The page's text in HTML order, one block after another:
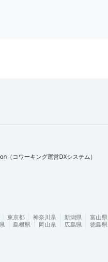
（コワーキング運営DXシステム）
東京都 神奈川県 新潟県 富山県
島根県 岡山県 広島県 徳島県